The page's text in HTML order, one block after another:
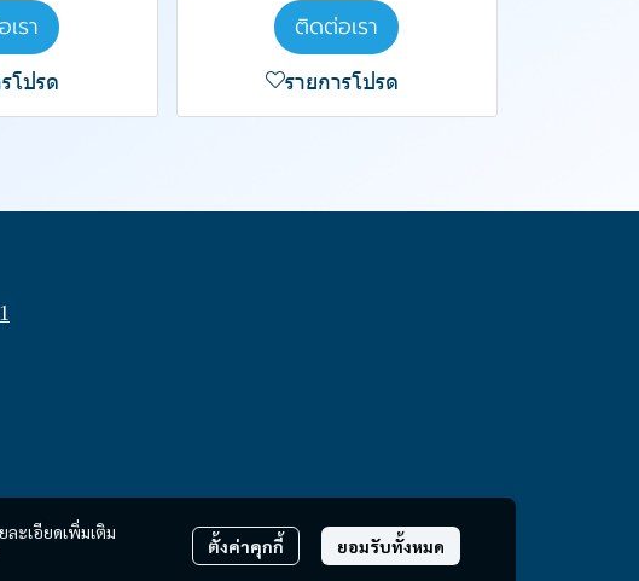
รา
โปรด
ติดต่อเรา
รายการโปรด
ะเอียดเพิ่มเติม
ตั้งค่าคุกกี้ ยอมรับทั้งหมด